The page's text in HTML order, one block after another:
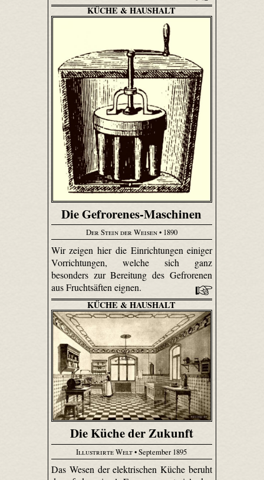
KÜCHE & HAUSHALT
Die Gefrorenes-Maschinen
Der Stein der Weisen• 1890
Wir zeigen hier die Einrichtungen einiger
Vorrichtungen, welche sich ganz
besonders zur Bereitung des Gefrorenen
aus Fruchtsäften eignen.
KÜCHE & HAUSHALT
Die Küche der Zukunft
Illustrirte Welt• September 1895
Das Wesen der elektrischen Küche beruht